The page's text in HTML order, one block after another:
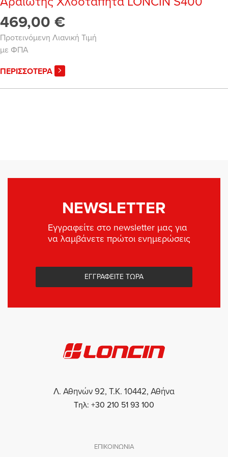
469,00 €
Προτεινόμενη Λιανική Τιμή
με ΦΠΑ
ΠΕΡΙΣΣΟΤΕΡΑ
NEWSLETTER
Εγγραφείτε στο newsletter μας για
να λαμβάνετε πρώτοι ενημερώσεις
ΕΓΓΡΑΦΕΙΤΕ ΤΩΡΑ
Λ. Αθηνών 92, Τ.Κ. 10442, Αθήνα
Τηλ: +30 210 51 93 100
ΕΠΙΚΟΙΝΩΝΙΑ